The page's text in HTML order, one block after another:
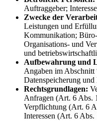
Auftraggeber;
Zwecke der
Leistungen und
Kommunikation;
Organisations- und
und
Aufbewahrung und
Angaben im
Datenspeicherung und
Rechtsgrundlagen:
Anfragen (Art. 6 Abs.
Verpflichtung (Art. 6
Interessen (Art. 6